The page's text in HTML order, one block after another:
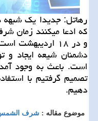
رهاتل: جدیدا یك
و در ۱۸
دشمنان شیعه ایجاد
است. باعث به وجود
تصمیم گرفتیم با
دهیم.
موضوع مقاله : شرف